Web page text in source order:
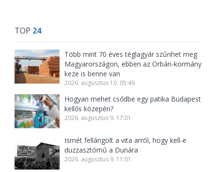
TOP 24
Több mint 70 éves téglagyár szűnhet meg
Magyarországon, ebben az Orbán-kormány
keze is benne van
2026. augusztus 10. 05:49
Hogyan mehet csődbe egy patika Budapest
kellős közepén?
2026. augusztus 9. 17:01
Ismét fellángolt a vita arról, hogy kell-e
duzzasztómű a Dunára
2026. augusztus 9. 11:01